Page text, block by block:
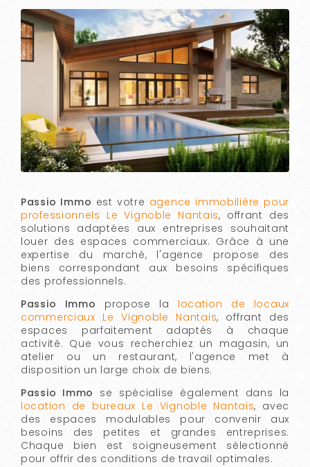
Passio Immo est votre agence immobilière pour
professionnels Le Vignoble Nantais, offrant des
solutions adaptées aux entreprises souhaitant
louer des espaces commerciaux. Grâce à une
expertise du marché, l'agence propose des
biens correspondant aux besoins spécifiques
des professionnels.
Passio Immo propose la location de locaux
commerciaux Le Vignoble Nantais, offrant des
espaces parfaitement adaptés à chaque
activité. Que vous recherchiez un magasin, un
atelier ou un restaurant, l'agence met à
disposition un large choix de biens.
Passio Immo se spécialise également dans la
location de bureaux Le Vignoble Nantais, avec
des espaces modulables pour convenir aux
besoins des petites et grandes entreprises.
Chaque bien est soigneusement sélectionné
pour offrir des conditions de travail optimales.